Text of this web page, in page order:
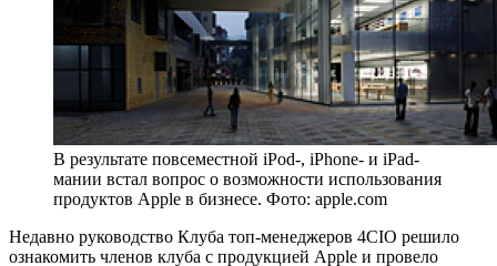
В результате повсеместной iPod-, iPhone- и iPad-
мании встал вопрос о возможности использования
продуктов Apple в бизнесе. Фото: apple.com
Недавно руководство Клуба топ-менеджеров 4CIO решило
ознакомить членов клуба с продукцией Apple и провело